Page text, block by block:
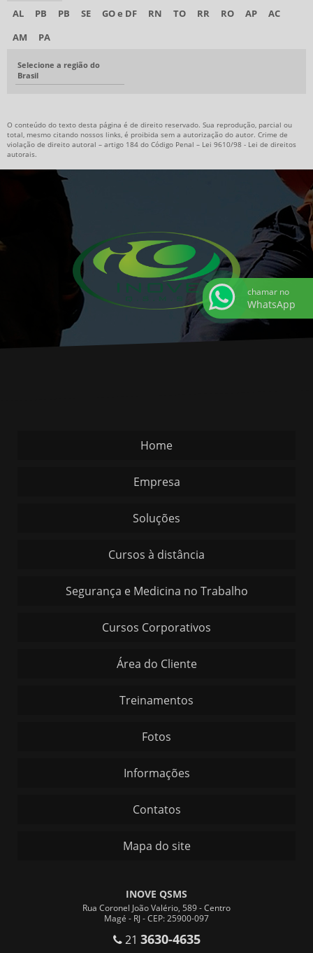
AL
PB PB SE GO e DF RN TO RR RO AP
AC
AM
PA
Selecione a região do
Brasil
O conteúdo do texto desta página é de direito reservado. Sua reprodução, parcial ou
total, mesmo citando nossos links, é proibida sem a autorização do autor. Crime de
violação de direito autoral – artigo 184 do Código Penal – Lei 9610/98 - Lei de direitos
autorais.
Home
Empresa
Soluções
Cursos à distância
Segurança e Medicina no Trabalho
Cursos Corporativos
Área do Cliente
Treinamentos
Fotos
Informações
Contatos
Mapa do site
INOVE QSMS
Rua Coronel João Valério, 589 - Centro
Magé - RJ - CEP: 25900-097
21 3630-4635
chamar no
WhatsApp